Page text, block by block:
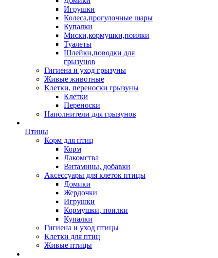
Игрушки
Колеса,прогулочные шары
Купалки
Миски,кормушки,поилки
Туалеты
Шлейки,поводки для
грызунов
Гигиена и уход грызуны
Живые животные
Клетки, переноски грызуны
Клетки
Переноски
Наполнители для грызунов
Птицы
Корм для птиц
Корм
Лакомства
Витамины, добавки
Аксессуары для клеток птицы
Домики
Жердочки
Игрушки
Кормушки, поилки
Купалки
Гигиена и уход птицы
Клетки для птиц
Живые птицы